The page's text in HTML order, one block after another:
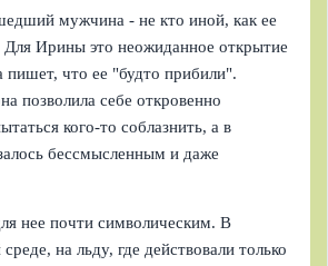
мужчина - не кто иной, как ее
Ирины это неожиданное открытие
пишет, что ее "будто прибили".
позволила себе откровенно
кого-то соблазнить, а в
бессмысленным и даже
нее почти символическим. В
на льду, где действовали только